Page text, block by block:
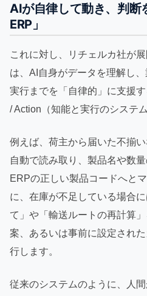
AIが自律して動き、判
ERP」
これに対し、リチェルカ社が
は、AI自身がデータを理解し
実行までを「自律的」に支援
/ Action（知能と実行のシステ
例えば、荷主から届いた不揃
自動で読み取り、製品名や数
ERPの正しい製品コードへと
に、在庫が不足している場合
て」や「輸送ルートの再計算
案、あるいは事前に設定され
行します。
従来のシステムのように、人